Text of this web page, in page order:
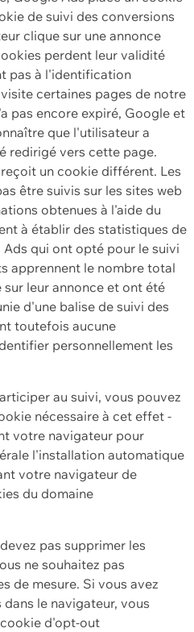
de suivi des conversions
clique sur une annonce
perdent leur validité
pas à l'identification
certaines pages de notre
pas encore expiré, Google et
que l'utilisateur a
redirigé vers cette page.
un cookie différent. Les
être suivis sur les sites web
obtenues à l'aide du
à établir des statistiques de
qui ont opté pour le suivi
apprennent le nombre total
leur annonce et ont été
d'une balise de suivi des
toutefois aucune
personnellement les
au suivi, vous pouvez
nécessaire à cet effet -
votre navigateur pour
l'installation automatique
votre navigateur de
du domaine
pas supprimer les
ne souhaitez pas
de mesure. Si vous avez
le navigateur, vous
d'opt-out